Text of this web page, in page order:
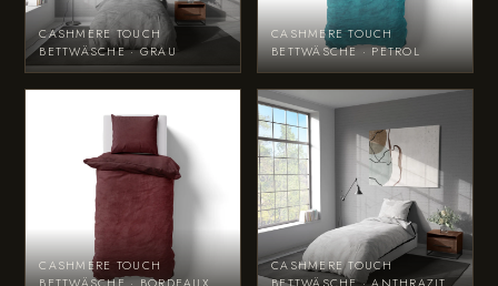
CASHMERE TOUCH
BETTWÄSCHE · GRAU
CASHMERE TOUCH
BETTWÄSCHE · PETROL
CASHMERE TOUCH
CASHMERE TOUCH